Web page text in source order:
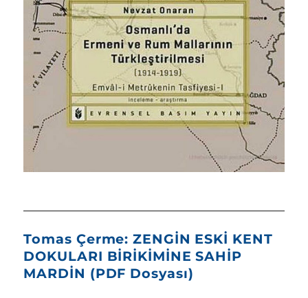
Tomas Çerme: ZENGİN ESKİ KENT
DOKULARI BİRİKİMİNE SAHİP
MARDİN (PDF Dosyası)